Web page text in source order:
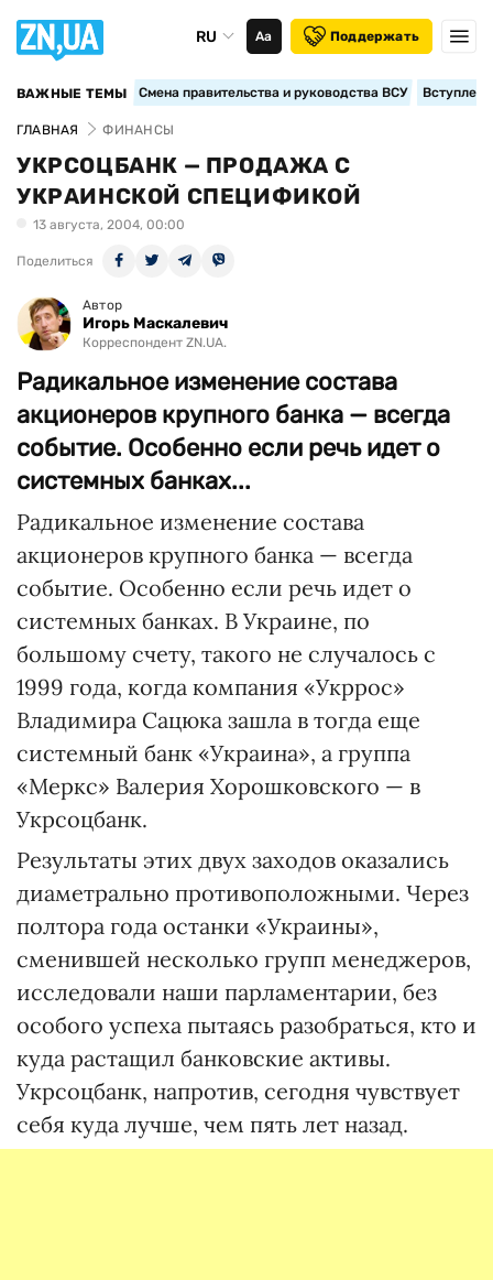
RU Аа Поддержать
ВАЖНЫЕ ТЕМЫ Смена правительства и руководства ВСУ
ГЛАВНАЯ ФИНАНСЫ
УКРСОЦБАНК — ПРОДАЖА С
УКРАИНСКОЙ СПЕЦИФИКОЙ
13 августа, 2004, 00:00
Поделиться
Автор
Игорь Маскалевич
Корреспондент ZN.UA.
Радикальное изменение соcтава
акционеров крупного банка — всегда
событие. Особенно если речь идет о
системных банках...
Радикальное изменение соcтава
акционеров крупного банка — всегда
событие. Особенно если речь идет о
системных банках. В Украине, по
большому счету, такого не случалось с
1999 года, когда компания «Укррос»
Владимира Сацюка зашла в тогда еще
системный банк «Украина», а группа
«Меркс» Валерия Хорошковского — в
Укрсоцбанк.
Результаты этих двух заходов оказались
диаметрально противоположными. Через
полтора года останки «Украины»,
сменившей несколько групп менеджеров,
исследовали наши парламентарии, без
особого успеха пытаясь разобраться, кто и
куда растащил банковские активы.
Укрсоцбанк, напротив, сегодня чувствует
себя куда лучше, чем пять лет назад.